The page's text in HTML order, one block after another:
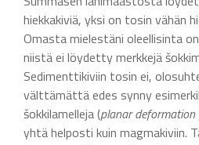
hiekkakiviä, yksi on tosin vähän
Omasta mielestäni oleellisinta
niistä ei löydetty merkkejä
Sedimenttikiviin tosin ei,
välttämättä edes synny
šokkilamelleja (planar deformation
yhtä helposti kuin magmakiviin.